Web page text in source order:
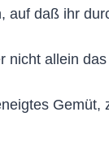
auf daß ihr
nicht allein
Gemüt,